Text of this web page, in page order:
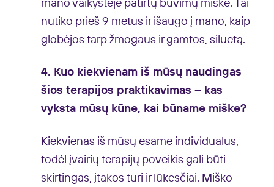
mano vaikystėje patirtų buvimų miške. Tai
nutiko prieš 9 metus ir išaugo į mano, kaip
globėjos tarp žmogaus ir gamtos, siluetą.
4. Kuo kiekvienam iš mūsų naudingas
šios terapijos praktikavimas – kas
vyksta mūsų kūne, kai būname miške?
Kiekvienas iš mūsų esame individualus,
todėl įvairių terapijų poveikis gali būti
skirtingas, įtakos turi ir lūkesčiai. Miško